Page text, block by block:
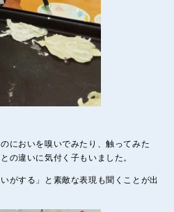
においを嗅いでみたり、触ってみた
の違いに気付く子もいました。
がする」と素敵な表現も聞くことが出